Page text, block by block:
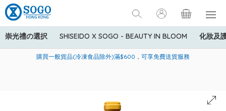
崇光禮の選択 SHISEIDO X SOGO - BEAUTY IN BLOOM 化妝及
美國運通Explorer®信用卡會員購物禮遇：高達5%簽賬回贈！
購買一般貨品(冷凍食品除外)滿$600，可享免費送貨服務
寄送中國內地服務只適用於指定商品，若訂單金額少於HK$600(折